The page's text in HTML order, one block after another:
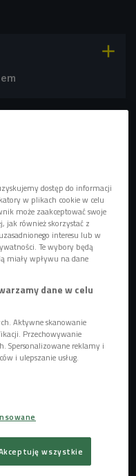

Bankier.pl, prawdziwy
Kryzys to absolutny
Jeśli pada już tak wielki
ma czyjeś obligacje, ktoś
dana instytucja pada,
bo nie dostają swoich
dostęp do informacji
w plikach cookie w celu
może zaakceptować swoje
jak również skorzystać z
interesu lub w
Te wybory będą
miały wpływu na dane
dane w celu
Aktywne skanowanie
Przechowywanie
Spersonalizowane reklamy i
i ulepszanie usług.
wszystkie